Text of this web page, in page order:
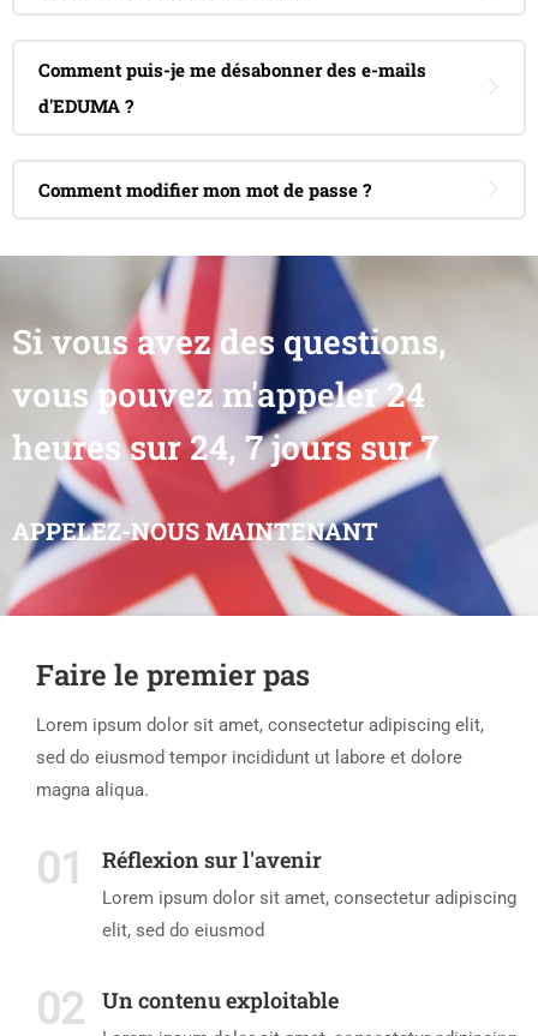
Comment puis-je me désabonner des e-mails
d'EDUMA ?
Comment modifier mon mot de passe ?
Si vous avez des questions,
vous pouvez m'appeler 24
heures sur 24, 7 jours sur 7
APPELEZ-NOUS MAINTENANT
Faire le premier pas
Lorem ipsum dolor sit amet, consectetur adipiscing elit,
sed do eiusmod tempor incididunt ut labore et dolore
magna aliqua.
01 Réflexion sur l'avenir
Lorem ipsum dolor sit amet, consectetur adipiscing
elit, sed do eiusmod
02 Un contenu exploitable